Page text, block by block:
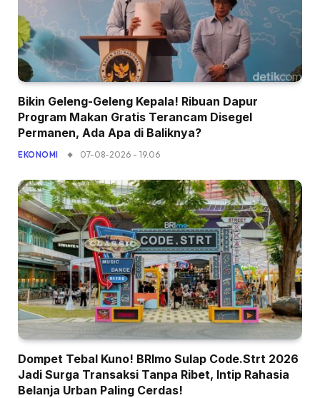
Bikin Geleng-Geleng Kepala! Ribuan Dapur
Program Makan Gratis Terancam Disegel
Permanen, Ada Apa di Baliknya?
EKONOMI 07-08-2026 - 19.06
Dompet Tebal Kuno! BRImo Sulap Code.Strt 2026
Jadi Surga Transaksi Tanpa Ribet, Intip Rahasia
Belanja Urban Paling Cerdas!